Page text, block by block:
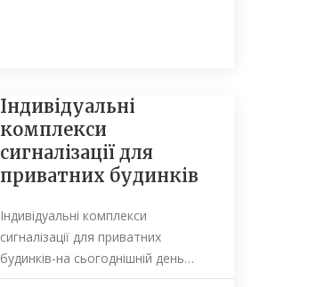
Індивідуальні
комплекси
сигналізації для
приватних будинків
Індивідуальні комплекси
сигналізації для приватних
будинків-на сьогоднішній день…